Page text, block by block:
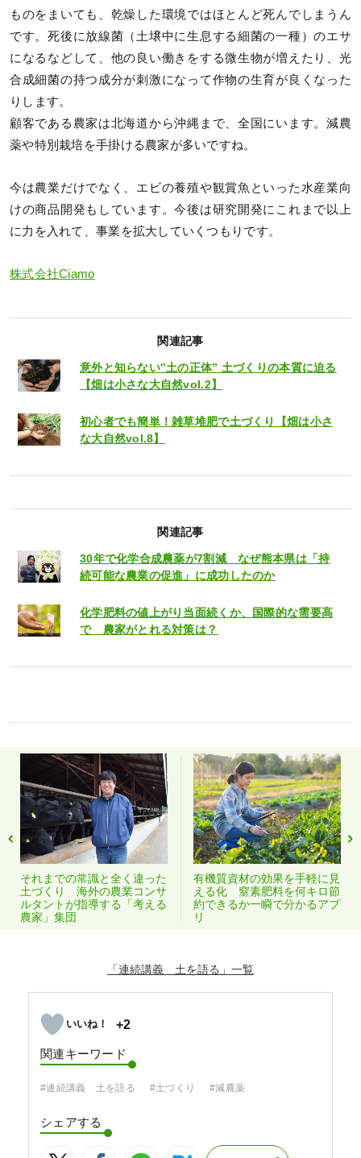
ものをまいても、乾燥した環境ではほとんど死んでしまうん
です。死後に放線菌（土壌中に生息する細菌の一種）のエサ
になるなどして、他の良い働きをする微生物が増えたり、光
合成細菌の持つ成分が刺激になって作物の生育が良くなった
りします。
顧客である農家は北海道から沖縄まで、全国にいます。減農
薬や特別栽培を手掛ける農家が多いですね。
今は農業だけでなく、エビの養殖や観賞魚といった水産業向
けの商品開発もしています。今後は研究開発にこれまで以上
に力を入れて、事業を拡大していくつもりです。
株式会社Ciamo
関連記事
意外と知らない‟土の正体” 土づくりの本質に迫る
【畑は小さな大自然vol.2】
初心者でも簡単！雑草堆肥で土づくり【畑は小さ
な大自然vol.8】
関連記事
30年で化学合成農薬が7割減 なぜ熊本県は「持
続可能な農業の促進」に成功したのか
化学肥料の値上がり当面続くか、国際的な需要高
で 農家がとれる対策は？
それまでの常識と全く違った
土づくり 海外の農業コンサ
ルタントが指導する「考える
農家」集団
有機質資材の効果を手軽に見
える化 窒素肥料を何キロ節
約できるか一瞬で分かるアプ
リ
「連続講義 土を語る」
+2
関連キーワード
#連続講義 土を語る #土づくり #減農薬
シェアする